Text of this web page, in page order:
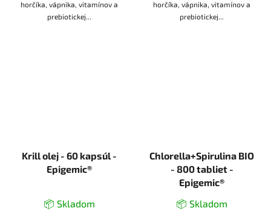
horčíka, vápnika, vitamínov a
prebiotickej...
horčíka, vápnika, vitamínov a
prebiotickej...
Krill olej - 60 kapsúl -
Epigemic®
📦 Skladom
Chlorella+Spirulina BIO
- 800 tabliet -
Epigemic®
📦 Skladom